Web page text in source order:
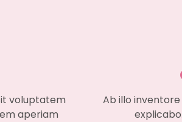
voluptatem
aperiam
Ab illo